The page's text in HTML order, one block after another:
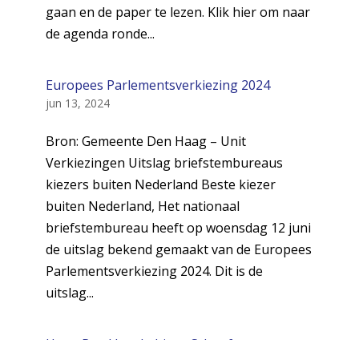
gaan en de paper te lezen. Klik hier om naar
de agenda ronde...
Europees Parlementsverkiezing 2024
jun 13, 2024
Bron: Gemeente Den Haag – Unit
Verkiezingen Uitslag briefstembureaus
kiezers buiten Nederland Beste kiezer
buiten Nederland, Het nationaal
briefstembureau heeft op woensdag 12 juni
de uitslag bekend gemaakt van de Europees
Parlementsverkiezing 2024. Dit is de
uitslag...